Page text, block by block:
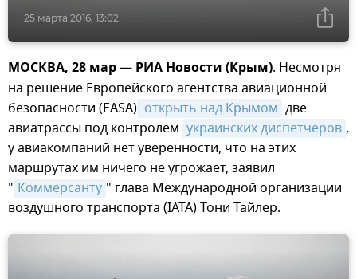
25 марта 2016, 13:02
МОСКВА, 28 мар — РИА Новости (Крым). Несмотря
на решение Европейского агентства авиационной
безопасности (EASA) открыть над Крымом две
авиатрассы под контролем украинских диспетчеров ,
у авиакомпаний нет уверенности, что на этих
маршрутах им ничего не угрожает, заявил
" Коммерсанту " глава Международной организации
воздушного транспорта (IATA) Тони Тайлер.